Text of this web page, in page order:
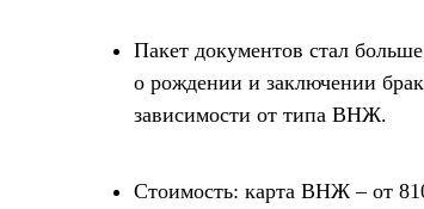
Пакет документов стал
о рождении и заключении
зависимости от типа ВНЖ.
Стоимость: карта ВНЖ – от